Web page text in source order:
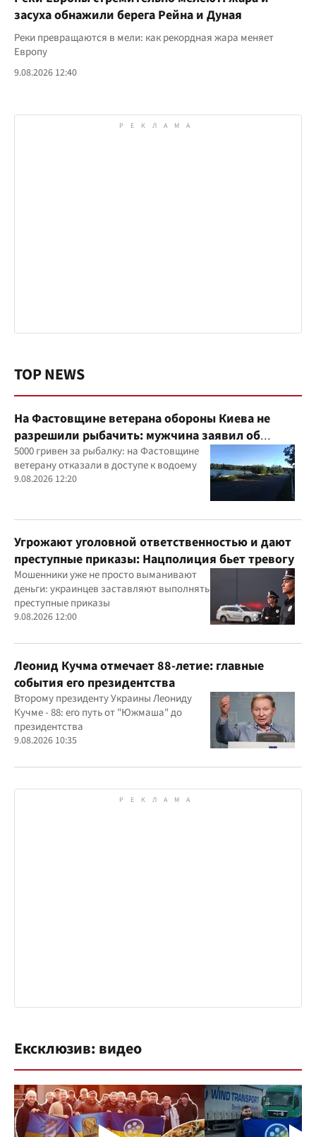
засуха обнажили берега Рейна и Дуная
Реки превращаются в мели: как рекордная жара меняет
Европу
9.08.2026 12:40
TOP NEWS
На Фастовщине ветерана обороны Киева не
разрешили рыбачить: мужчина заявил об
угрозах
5000 гривен за рыбалку: на Фастовщине
ветерану отказали в доступе к водоему
9.08.2026 12:20
Угрожают уголовной ответственностью и дают
преступные приказы: Нацполиция бьет тревогу
Мошенники уже не просто выманивают
деньги: украинцев заставляют выполнять
преступные приказы
9.08.2026 12:00
Леонид Кучма отмечает 88-летие: главные
события его президентства
Второму президенту Украины Леониду
Кучме - 88: его путь от "Южмаша" до
президентства
9.08.2026 10:35
Ексклюзив: видео